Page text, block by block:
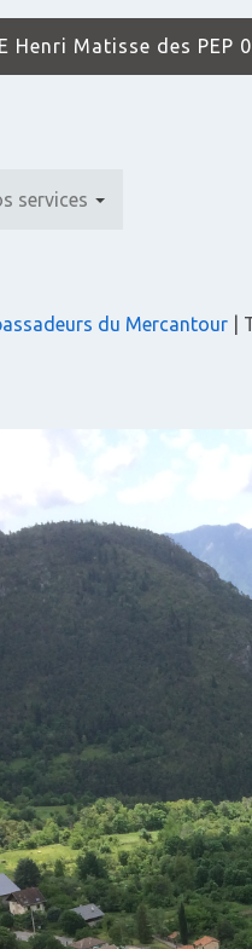
Henri Matisse des PEP
services
du Mercantour |